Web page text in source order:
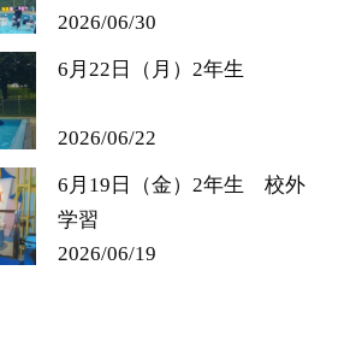
2026/06/30
6月22日（月）2年生
2026/06/22
6月19日（金）2年生 校外
学習
2026/06/19